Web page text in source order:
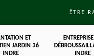
ÊTRE
ET
JARDIN 36
INDRE
INDRE